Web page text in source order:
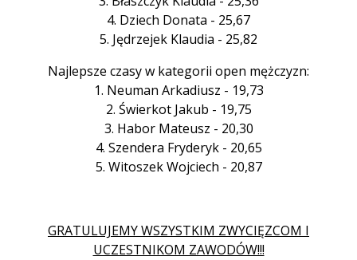
4. Dziech Donata - 25,67
5. Jędrzejek Klaudia - 25,82
Najlepsze czasy w kategorii open mężczyzn:
1. Neuman Arkadiusz - 19,73
2. Świerkot Jakub - 19,75
3. Habor Mateusz - 20,30
4. Szendera Fryderyk - 20,65
5. Witoszek Wojciech - 20,87
GRATULUJEMY WSZYSTKIM ZWYCIĘZCOM I
UCZESTNIKOM ZAWODÓW!!!